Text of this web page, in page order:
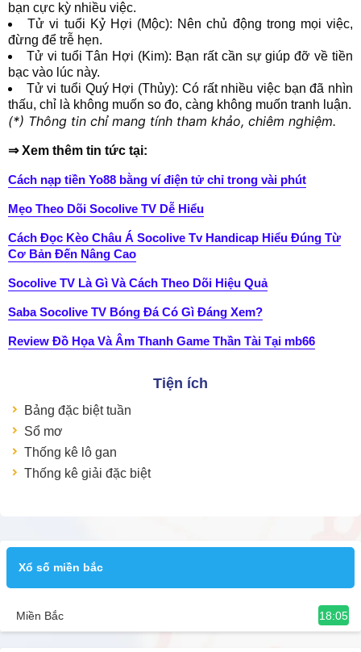
bạn cực kỳ nhiều việc.
Tử vi tuổi Kỷ Hợi (Mộc): Nên chủ động trong mọi việc,
đừng để trễ hẹn.
Tử vi tuổi Tân Hợi (Kim): Bạn rất cần sự giúp đỡ về tiền
bạc vào lúc này.
Tử vi tuổi Quý Hợi (Thủy): Có rất nhiều việc bạn đã nhìn
thấu, chỉ là không muốn so đo, càng không muốn tranh luận.
(*) Thông tin chỉ mang tính tham khảo, chiêm nghiệm.
⇒ Xem thêm tin tức tại:
Cách nạp tiền Yo88 bằng ví điện tử chỉ trong vài phút
Mẹo Theo Dõi Socolive TV Dễ Hiểu
Cách Đọc Kèo Châu Á Socolive Tv Handicap Hiểu Đúng Từ
Cơ Bản Đến Nâng Cao
Socolive TV Là Gì Và Cách Theo Dõi Hiệu Quả
Saba Socolive TV Bóng Đá Có Gì Đáng Xem?
Review Đồ Họa Và Âm Thanh Game Thần Tài Tại mb66
Tiện ích
Bảng đặc biệt tuần
Sổ mơ
Thống kê lô gan
Thống kê giải đặc biệt
Xổ số miền bắc
Miền Bắc 18:05